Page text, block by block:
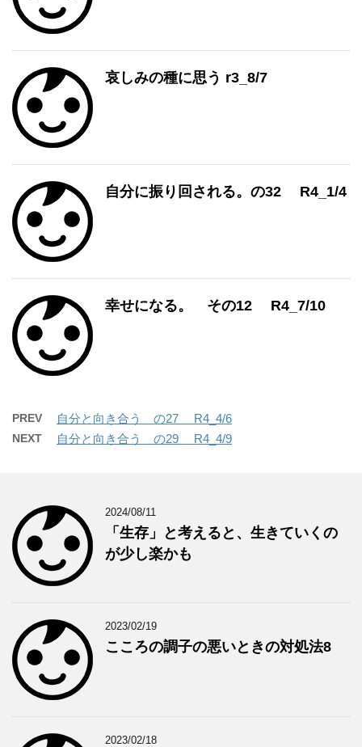
哀しみの種に思う r3_8/7
自分に振り回される。の32 R4_1/4
幸せになる。 その12 R4_7/10
PREV 自分と向き合う の27 R4_4/6
NEXT 自分と向き合う の29 R4_4/9
2024/08/11
「生存」と考えると、生きていくの
が少し楽かも
2023/02/19
こころの調子の悪いときの対処法8
2023/02/18